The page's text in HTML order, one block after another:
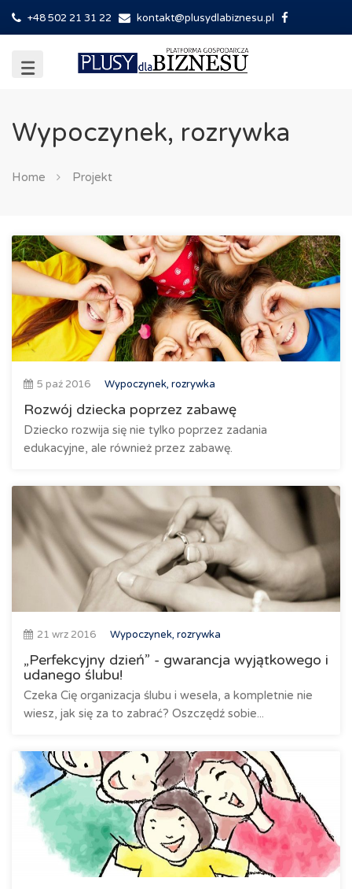
+48 502 21 31 22 kontakt@plusydlabiznesu.pl
Wypoczynek, rozrywka
Home Projekt
5 paź 2016 Wypoczynek, rozrywka
Rozwój dziecka poprzez zabawę
Dziecko rozwija się nie tylko poprzez zadania
edukacyjne, ale również przez zabawę.
21 wrz 2016 Wypoczynek, rozrywka
„Perfekcyjny dzień” - gwarancja wyjątkowego i
udanego ślubu!
Czeka Cię organizacja ślubu i wesela, a kompletnie nie
wiesz, jak się za to zabrać? Oszczędź sobie...